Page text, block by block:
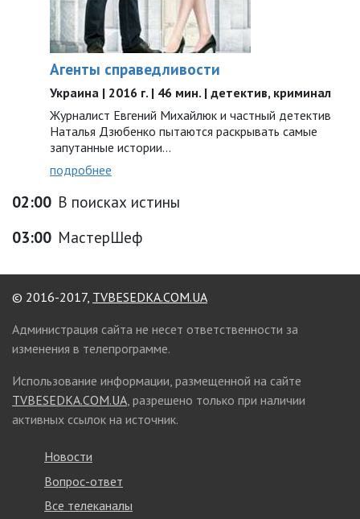
Агенты справедливости
Украина | 2016 г. | 46 мин. | детектив, криминал
Журналист Евгений Михайлюк и частный детектив
Наталья Дзюбенко пытаются раскрывать самые
запутанные истории...
подробнее
02:00 В поисках истины
03:00 МастерШеф
© 2016-2017, TVBESEDKA.COM.UA
Администрация сайта не несет ответственности за
изменения в телепрограмме.
Использование информации, размещенной на сайте
TVBESEDKA.COM.UA, разрешено только при наличии
активных ссылок на источник.
Новости
Вопрос-ответ
Все телеканалы